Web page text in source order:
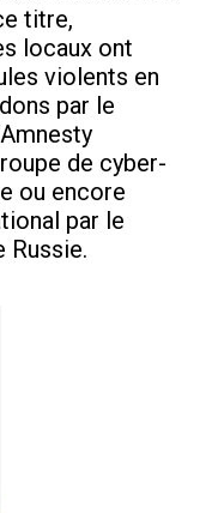
titre,
locaux ont
violents en
par le
de cyber-
ou encore
par le
Russie.